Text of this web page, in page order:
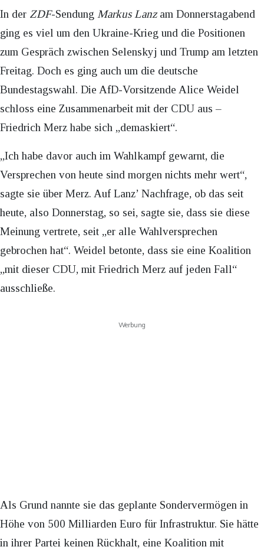
In der ZDF-Sendung Markus Lanzam Donnerstagabend
ging es viel um den Ukraine-Krieg und die Positionen
zum Gespräch zwischen Selenskyj und Trump am letzten
Freitag. Doch es ging auch um die deutsche
Bundestagswahl. Die AfD-Vorsitzende Alice Weidel
schloss eine Zusammenarbeit mit der CDU aus –
Friedrich Merz habe sich „demaskiert“.
„Ich habe davor auch im Wahlkampf gewarnt, die
Versprechen von heute sind morgen nichts mehr wert“,
sagte sie über Merz. Auf Lanz’ Nachfrage, ob das seit
heute, also Donnerstag, so sei, sagte sie, dass sie diese
Meinung vertrete, seit „er alle Wahlversprechen
gebrochen hat“. Weidel betonte, dass sie eine Koalition
„mit dieser CDU, mit Friedrich Merz auf jeden Fall“
ausschließe.
Werbung
Als Grund nannte sie das geplante Sondervermögen in
Höhe von 500 Milliarden Euro für Infrastruktur. Sie hätte
in ihrer Partei keinen Rückhalt, eine Koalition mit